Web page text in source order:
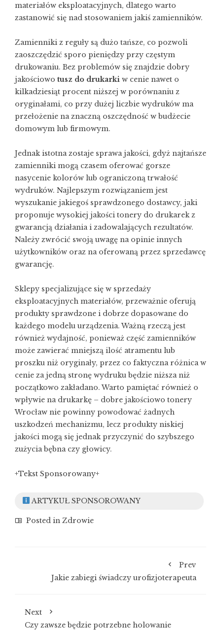
materiałów eksploatacyjnych, dlatego warto
zastanowić się nad stosowaniem jakiś zamienników.
Zamienniki z reguły są dużo tańsze, co pozwoli
zaoszczędzić sporo pieniędzy przy częstym
drukowaniu. Bez problemów się znajdzie dobry
jakościowo tusz do drukarki w cenie nawet o
kilkadziesiąt procent niższej w porównaniu z
oryginałami, co przy dużej liczbie wydruków ma
przełożenie na znaczną oszczędność w budżecie
domowym lub firmowym.
Jednak istotna zostaje sprawa jakości, gdyż najtańsze
zamienniki mogą czasem oferować gorsze
nasycenie kolorów lub ograniczoną trwałość
wydruków. Najlepszym rozwiązaniem jest
wyszukanie jakiegoś sprawdzonego dostawcy, jaki
proponuje wysokiej jakości tonery do drukarek z
gwarancją działania i zadowalających rezultatów.
Należy zwrócić swoją uwagę na opinie innych
użytkowników oraz na oferowaną przez sprzedawcę
gwarancję.
Sklepy specjalizujące się w sprzedaży
eksploatacyjnych materiałów, przeważnie oferują
produkty sprawdzone i dobrze dopasowane do
każdego modelu urządzenia. Ważną rzeczą jest
również wydajność, ponieważ część zamienników
może zawierać mniejszą ilość atramentu lub
proszku niż oryginały, przez co faktyczna różnica w
cenie za jedną stronę wydruku będzie niższa niż
początkowo zakładano. Warto pamiętać również o
wpływie na drukarkę – dobre jakościowo tonery
Wrocław nie powinny powodować żadnych
uszkodzeń mechanizmu, lecz produkty niskiej
jakości mogą się jednak przyczynić do szybszego
zużycia bębna czy głowicy.
+Tekst Sponsorowany+
ARTYKUŁ SPONSOROWANY
Posted in Zdrowie
Prev
Jakie zabiegi świadczy urofizjoterapeuta
Next
Czy zawsze będzie potrzebne holowanie